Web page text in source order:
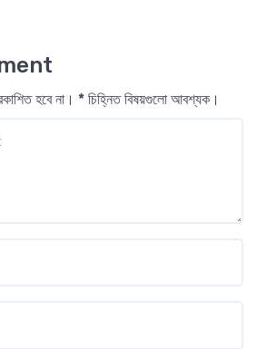
হবে না। * চিহ্নিত বিষয়গুলো আবশ্যক।